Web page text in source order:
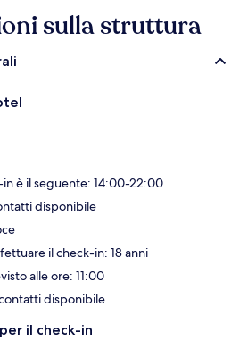
sulla struttura
in è il seguente: 14:00-22:00
disponibile
il check-in: 18 anni
alle ore: 11:00
disponibile
il check-in